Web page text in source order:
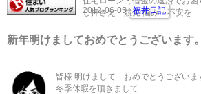
2012-06-05 福井日記
新年明けましておめでとうございます。
皆様 明けまして おめでとうございます。 勝手ながら、長らくの
冬季休暇を頂きまして ...